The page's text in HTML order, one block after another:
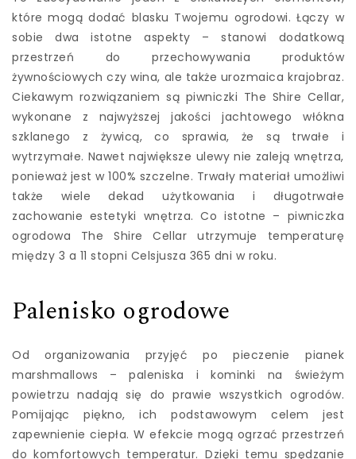
które mogą dodać blasku Twojemu ogrodowi. Łączy w
sobie dwa istotne aspekty – stanowi dodatkową
przestrzeń do przechowywania produktów
żywnościowych czy wina, ale także urozmaica krajobraz.
Ciekawym rozwiązaniem są piwniczki The Shire Cellar,
wykonane z najwyższej jakości jachtowego włókna
szklanego z żywicą, co sprawia, że są trwałe i
wytrzymałe. Nawet największe ulewy nie zaleją wnętrza,
ponieważ jest w 100% szczelne. Trwały materiał umożliwi
także wiele dekad użytkowania i długotrwałe
zachowanie estetyki wnętrza. Co istotne – piwniczka
ogrodowa The Shire Cellar utrzymuje temperaturę
między 3 a 11 stopni Celsjusza 365 dni w roku.
Palenisko ogrodowe
Od organizowania przyjęć po pieczenie pianek
marshmallows – paleniska i kominki na świeżym
powietrzu nadają się do prawie wszystkich ogrodów.
Pomijając piękno, ich podstawowym celem jest
zapewnienie ciepła. W efekcie mogą ogrzać przestrzeń
do komfortowych temperatur. Dzięki temu spędzanie